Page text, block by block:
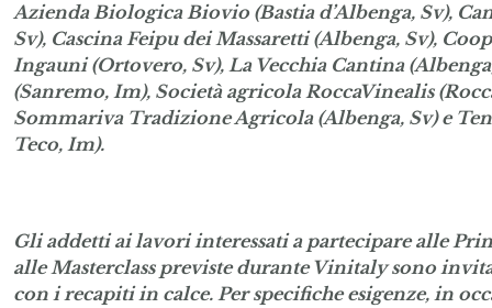
Azienda Biologica Biovio (Bastia d’Albenga, Sv),
Sv), Cascina Feipu dei Massaretti (Albenga, Sv),
Ingauni (Ortovero, Sv), La Vecchia Cantina
(Sanremo, Im), Società agricola RoccaVinealis
Sommariva Tradizione Agricola (Albenga, Sv) e
Teco, Im).
Gli addetti ai lavori interessati a partecipare alle
alle Masterclass previste duranteVinitaly sono
con i recapiti in calce. Per specifiche esigenze, in